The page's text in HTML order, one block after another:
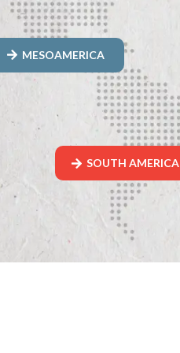
MESOAMERICA
SOUTH AMERICA